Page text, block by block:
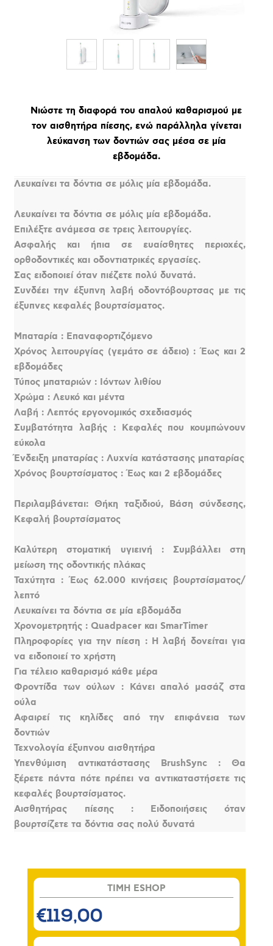
Νιώστε τη διαφορά του απαλού καθαρισμού με
τον αισθητήρα πίεσης, ενώ παράλληλα γίνεται
λεύκανση των δοντιών σας μέσα σε μία
εβδομάδα.
Λευκαίνει τα δόντια σε μόλις μία εβδομάδα.
Λευκαίνει τα δόντια σε μόλις μία εβδομάδα.
Επιλέξτε ανάμεσα σε τρεις λειτουργίες.
Ασφαλής και ήπια σε ευαίσθητες περιοχές,
ορθοδοντικές και οδοντιατρικές εργασίες.
Σας ειδοποιεί όταν πιέζετε πολύ δυνατά.
Συνδέει την έξυπνη λαβή οδοντόβουρτσας με τις
έξυπνες κεφαλές βουρτσίσματος.
Μπαταρία : Επαναφορτιζόμενο
Χρόνος λειτουργίας (γεμάτο σε άδειο) : Έως και 2
εβδομάδες
Τύπος μπαταριών : Ιόντων λιθίου
Χρώμα : Λευκό και μέντα
Λαβή : Λεπτός εργονομικός σχεδιασμός
Συμβατότητα λαβής : Κεφαλές που κουμπώνουν
εύκολα
Ένδειξη μπαταρίας : Λυχνία κατάστασης μπαταρίας
Χρόνος βουρτσίσματος : Έως και 2 εβδομάδες
Περιλαμβάνεται: Θήκη ταξιδιού, Βάση σύνδεσης,
Κεφαλή βουρτσίσματος
Καλύτερη στοματική υγιεινή : Συμβάλλει στη
μείωση της οδοντικής πλάκας
Ταχύτητα : Έως 62.000 κινήσεις βουρτσίσματος/
λεπτό
Λευκαίνει τα δόντια σε μία εβδομάδα
Χρονομετρητής : Quadpacer και SmarTimer
Πληροφορίες για την πίεση : Η λαβή δονείται για
να ειδοποιεί το χρήστη
Για τέλειο καθαρισμό κάθε μέρα
Φροντίδα των ούλων : Κάνει απαλό μασάζ στα
ούλα
Αφαιρεί τις κηλίδες από την επιφάνεια των
δοντιών
Τεχνολογία έξυπνου αισθητήρα
Υπενθύμιση αντικατάστασης BrushSync : Θα
ξέρετε πάντα πότε πρέπει να αντικαταστήσετε τις
κεφαλές βουρτσίσματος.
Αισθητήρας πίεσης : Ειδοποιήσεις όταν
βουρτσίζετε τα δόντια σας πολύ δυνατά
TIMH ESHOP
€119,00